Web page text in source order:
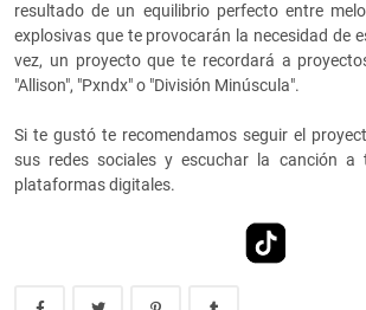
resultado de un equilibrio perfecto entre
explosivas que te provocarán la necesidad de
vez, un proyecto que te recordará a
"Allison", "Pxndx" o "División Minúscula".
Si te gustó te recomendamos seguir el
sus redes sociales y escuchar la canción a
plataformas digitales.